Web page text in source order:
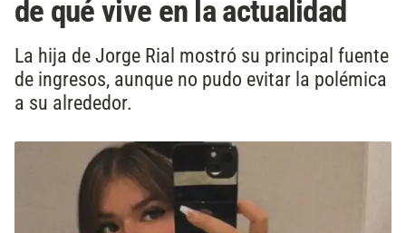
de qué vive en la actualidad
La hija de Jorge Rial mostró su principal fuente
de ingresos, aunque no pudo evitar la polémica
a su alrededor.